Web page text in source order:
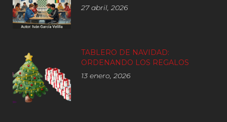
27 abril, 2026
TABLERO DE NAVIDAD:
ORDENANDO LOS REGALOS
13 enero, 2026